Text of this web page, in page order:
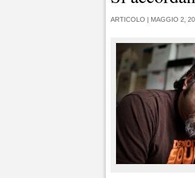
ARTICOLO | MAGGIO 2,